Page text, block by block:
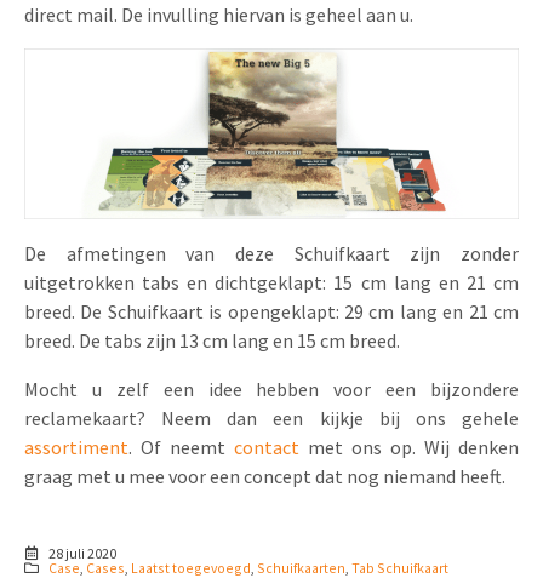
direct mail. De invulling hiervan is geheel aan u.
De afmetingen van deze Schuifkaart zijn zonder
uitgetrokken tabs en dichtgeklapt: 15 cm lang en 21 cm
breed. De Schuifkaart is opengeklapt: 29 cm lang en 21 cm
breed. De tabs zijn 13 cm lang en 15 cm breed.
Mocht u zelf een idee hebben voor een bijzondere
reclamekaart? Neem dan een kijkje bij ons gehele
assortiment. Of neemt contact met ons op. Wij denken
graag met u mee voor een concept dat nog niemand heeft.
28 juli 2020
Case Cases Laatst toegevoegd Schuifkaarten Tab Schuifkaart